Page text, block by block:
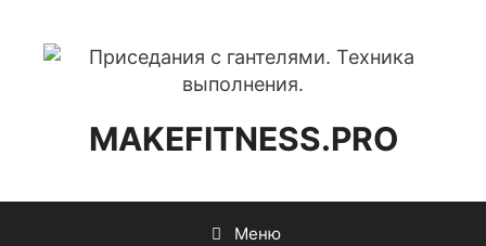
MAKEFITNESS.PRO
Меню